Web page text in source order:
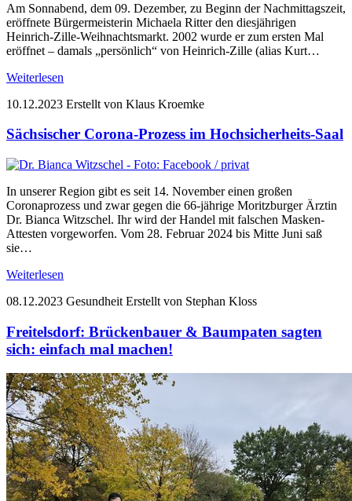
Am Sonnabend, dem 09. Dezember, zu Beginn der Nachmittagszeit,
eröffnete Bürgermeisterin Michaela Ritter den diesjährigen
Heinrich-Zille-Weihnachtsmarkt. 2002 wurde er zum ersten Mal
eröffnet – damals „persönlich“ von Heinrich-Zille (alias Kurt…
Weiterlesen
10.12.2023 Erstellt von Klaus Kroemke
Sächsischer Corona-Prozess im Hochsicherheits-Saal
In unserer Region gibt es seit 14. November einen großen
Coronaprozess und zwar gegen die 66-jährige Moritzburger Ärztin
Dr. Bianca Witzschel. Ihr wird der Handel mit falschen Masken-
Attesten vorgeworfen. Vom 28. Februar 2024 bis Mitte Juni saß
sie…
Weiterlesen
08.12.2023 Gesundheit Erstellt von Stephan Kloss
Freitelsdorf: Brückenbauer & Baumpaten sagten
sich: einfach mal machen!